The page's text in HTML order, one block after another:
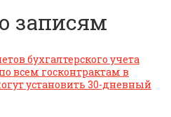
записям
бухгалтерского учета
всем госконтрактам в
установить 30-дневный